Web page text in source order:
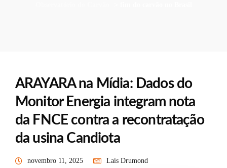
ARAYARA na Mídia: Dados do
Monitor Energia integram nota
da FNCE contra a recontratação
da usina Candiota
novembro 11, 2025
Lais Drumond